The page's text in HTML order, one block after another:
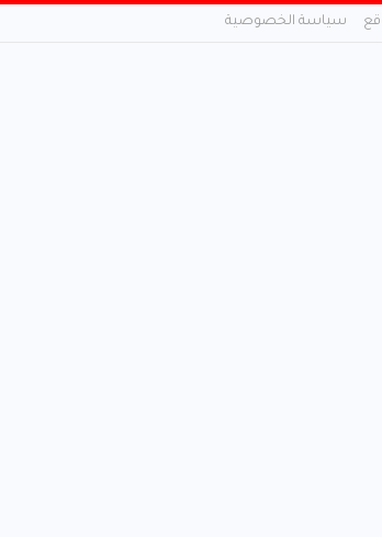
سياسة الخصوصية